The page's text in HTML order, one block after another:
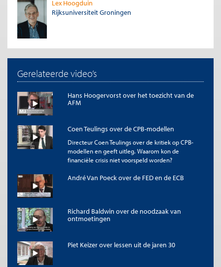
Lex Hoogduin
Rijksuniversiteit Groningen
Gerelateerde video’s
Hans Hoogervorst over het toezicht van de
AFM
Coen Teulings over de CPB-modellen
Directeur Coen Teulings over de kritiek op CPB-
modellen en geeft uitleg. Waarom kon de
financiële crisis niet voorspeld worden?
André Van Poeck over de FED en de ECB
Richard Baldwin over de noodzaak van
ontmoetingen
Piet Keizer over lessen uit de jaren 30